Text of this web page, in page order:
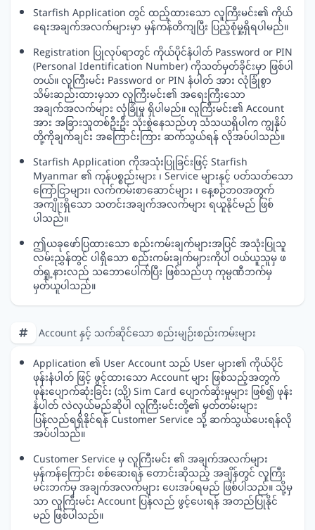
Starfish Application တွင် ထည့်ထားသော လူကြီးမင်း၏ ကိုယ်
ရေးအချက်အလက်များမှာ မှန်ကန်တိကျပြီး ပြည့်စုံမှု့ရှိရပါမည်။
Registration ပြုလုပ်ရာတွင် ကိုယ်ပိုင်နံပါတ် Password or PIN
(Personal Identification Number) ကိုသတ်မှတ်ခိုင်းမှာ ဖြစ်ပါ
တယ်။ လူကြီးမင်း Password or PIN နံပါတ် အား လုံခြုံစွာ
သိမ်းဆည်းထားမှသာ လူကြီးမင်း၏ အရေးကြီးသော
အချက်အလက်များ လုံခြုံမှု ရှိပါမည်။ လူကြီးမင်း၏ Account
အား အခြားသူတစ်ဦးဦး သုံးစွဲနေသည်ဟု သံသယရှိပါက ကျွနိုပ်
တို့ကိုချက်ချင်း အကြောင်းကြား ဆက်သွယ်ရန် လိုအပ်ပါသည်။
Starfish Application ကိုအသုံးပြုခြင်းဖြင့် Starfish
Myanmar ၏ ကုန်ပစ္စည်းများ ၊ Service များနှင့် ပတ်သတ်သော
ကြော်ငြာများ၊ လက်ကမ်းစာဆောင်များ ၊ နေ့စဉ်ဘဝအတွက်
အကျိုးရှိသော သတင်းအချက်အလက်များ ရယူနိုင်မည် ဖြစ်
ပါသည်။
ဤယခုဖော်ပြထားသော စည်းကမ်းချက်များအပြင် အသုံးပြုသူ
လမ်းညွှန်တွင် ပါရှိသော စည်းကမ်းချက်များကိုပါ ဝယ်ယူသူမှ ဖ
တ်ရှု့နားလည် သဘောပေါက်ပြီး ဖြစ်သည်ဟု ကုမ္ပဏီဘက်မှ
မှတ်ယူပါသည်။
Account နှင့် သက်ဆိုင်သော စည်းမျဉ်းစည်းကမ်းများ
Application ၏ User Account သည် User များ၏ ကိုယ်ပိုင်
ဖုန်းနံပါတ် ဖြင့် ဖွင့်ထားသော Account များ ဖြစ်သည့်အတွက်
ဖုန်းပျောက်ဆုံးခြင်း (သို့) Sim Card ပျောက်ဆုံးမှုများ ဖြစ်၍ ဖုန်း
နံပါတ် လဲလှယ်မည်ဆိုပါ လူကြီးမင်းတို့၏ မှတ်တမ်းများ
ပြန်လည်ရရှိနိုင်ရန် Customer Service သို့ ဆက်သွယ်ပေးရန်လို
အပ်ပါသည်။
Customer Service မှ လူကြီးမင်း ၏ အချက်အလက်များ
မှန်ကန်ကြောင်း စစ်ဆေးရန် တောင်းဆိုသည့် အချိန်တွင် လူကြီး
မင်းဘက်မှ အချက်အလက်များ ပေးအပ်ရမည် ဖြစ်ပါသည်။ သို့မှ
သာ လူကြီးမင်း Account ပြန်လည် ဖွင့်ပေးရန် အတည်ပြုနိုင်
မည် ဖြစ်ပါသည်။